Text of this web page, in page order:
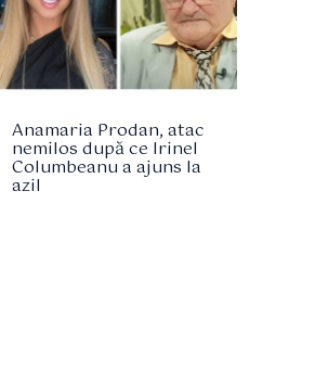
Anamaria Prodan, atac
nemilos după ce Irinel
Columbeanu a ajuns la
azil